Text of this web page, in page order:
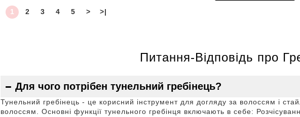
1 2 3 4 5 > >|
Питання-Відповідь про
Для чого потрібен тунельний гребінець?
Тунельний гребінець - це корисний інструмент для догляду за волоссям і
волоссям. Основні функції тунельного гребінця включають в себе: